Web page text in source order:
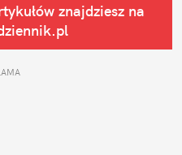
znajdziesz na